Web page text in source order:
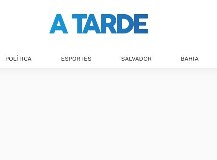
POLÍTICA ESPORTES SALVADOR BAHIA